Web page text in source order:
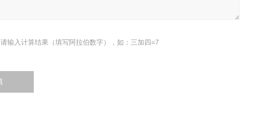
请输入计算结果（填写阿拉伯数字），如：三加四=7